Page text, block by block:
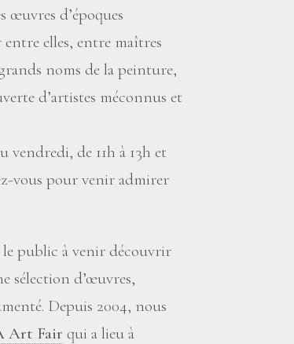
œuvres d’époques
elles, entre maîtres
noms de la peinture,
d’artistes méconnus et
vendredi, de 11h à 13h et
vous pour venir admirer
public à venir découvrir
sélection d’œuvres,
Depuis 2004, nous
Art Fair qui a lieu à